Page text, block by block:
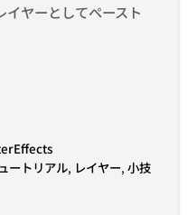
ヤーとしてペースト
ートリアル, レイヤー, 小技